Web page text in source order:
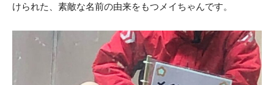
けられた、素敵な名前の由来をもつメイちゃんです。